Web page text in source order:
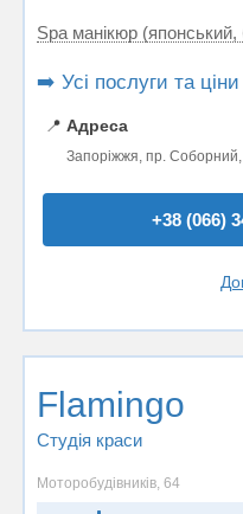
Spa манікюр
➡️ Усі послуги та
📍 Адреса
Запоріжжя, пр.
+38 (066)
Flamingo
Студія краси
Моторобудівників, 64